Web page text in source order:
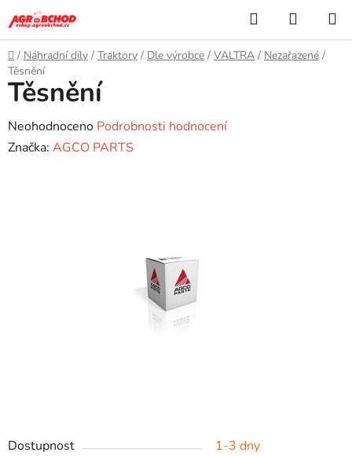
na
obsah
Hledat
KOŠÍK
Domů
/ Náhradní díly / Traktory / Dle výrobce / VALTRA / Nezařazené /
Těsnění
Dostupnost
1-3 dny
Těsnění
Průměrné
hodnocení
Neohodnoceno Podrobnosti hodnocení
Značka: AGCO PARTS